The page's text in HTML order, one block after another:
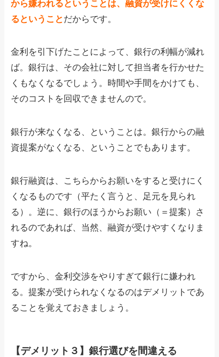
から嫌われるということは、融資が受けにくくな
るということ だからです。
金利を引下げたことによって、銀行の利幅が減れ
ば。銀行は、その会社に対して担当者を行かせた
くもなくなるでしょう。時間や手間をかけても、
そのコストを回収できませんので。
銀行が来なくなる、ということは。銀行からの融
資提案がなくなる、ということでもあります。
銀行融資は、こちらからお願いをすると受けにく
くなるものです（平たく言うと、足元を見られ
る）。逆に、銀行のほうからお願い（＝提案）さ
れるのであれば、当然、融資が受けやすくなりま
すね。
ですから、金利交渉をやりすぎて銀行に嫌われ
る。提案が受けられなくなるのはデメリットであ
ることを覚えておきましょう。
【デメリット３】銀行選びを間違える